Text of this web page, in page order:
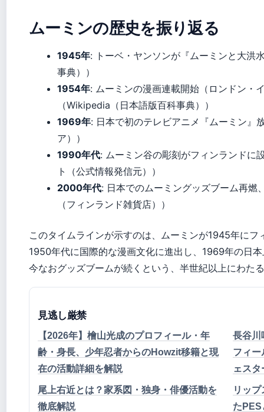
ムーミンの歴史を振り返る
1945年: トーベ・ヤンソンが『ムーミンと大洪
事典））
1954年: ムーミンの漫画連載開始（ロンドン・
（Wikipedia（日本語版百科事典））
1969年: 日本で初のテレビアニメ『ムーミン』
ア））
1990年代: ムーミン谷の彫刻がフィンランドに
ト（公式情報発信元））
2000年代: 日本でのムーミングッズブーム再燃
（フィンランド雑貨店））
このタイムラインが示すのは、ムーミンが1945年にフ
1950年代に国際的な漫画文化に進出し、1969年の日
今なおグッズブームが続くという、半世紀以上にわた
見逃し厳禁
【2026年】檜山光成のプロフィール・年
齢・身長、少年忍者からのHowzit移籍と現
在の活動詳細を解説
長谷川
フィー
ェス
尾上右近とは？家系図・独身・俳優活動を
徹底解説
リッ
たPES